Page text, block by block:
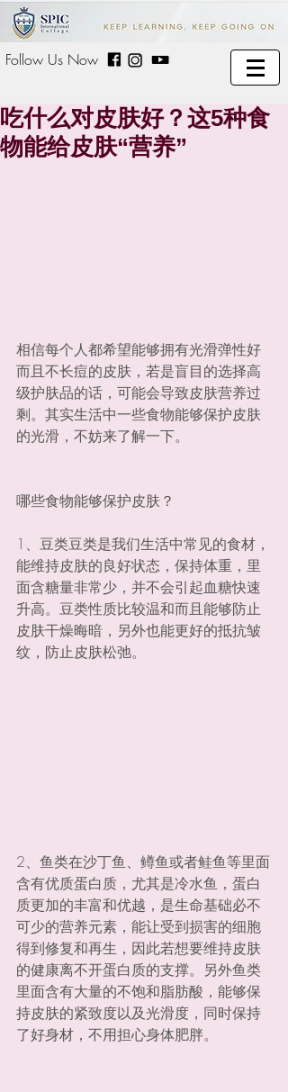
Follow Us Now
吃什么对皮肤好？这5种食
物能给皮肤“营养”
相信每个人都希望能够拥有光滑弹性好
而且不长痘的皮肤，若是盲目的选择高
级护肤品的话，可能会导致皮肤营养过
剩。其实生活中一些食物能够保护皮肤
的光滑，不妨来了解一下。
哪些食物能够保护皮肤？
1、豆类豆类是我们生活中常见的食材，
能维持皮肤的良好状态，保持体重，里
面含糖量非常少，并不会引起血糖快速
升高。豆类性质比较温和而且能够防止
皮肤干燥晦暗，另外也能更好的抵抗皱
纹，防止皮肤松弛。
2、鱼类在沙丁鱼、鳟鱼或者鲑鱼等里面
含有优质蛋白质，尤其是冷水鱼，蛋白
质更加的丰富和优越，是生命基础必不
可少的营养元素，能让受到损害的细胞
得到修复和再生，因此若想要维持皮肤
的健康离不开蛋白质的支撑。另外鱼类
里面含有大量的不饱和脂肪酸，能够保
持皮肤的紧致度以及光滑度，同时保持
了好身材，不用担心身体肥胖。